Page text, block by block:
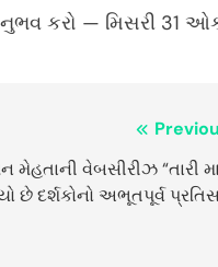
કરો — મિસરી 31
વેબસીરીઝ “તારી
છે દર્શકોનો અભૂતપૂર્વ